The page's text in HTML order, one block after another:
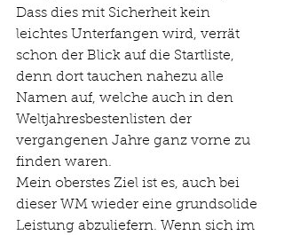
Dass dies mit Sicherheit kein
leichtes Unterfangen wird, verrät
schon der Blick auf die Startliste,
denn dort tauchen nahezu alle
Namen auf, welche auch in den
Weltjahresbestenlisten der
vergangenen Jahre ganz vorne zu
finden waren.
Mein oberstes Ziel ist es, auch bei
dieser WM wieder eine grundsolide
Leistung abzuliefern. Wenn sich im